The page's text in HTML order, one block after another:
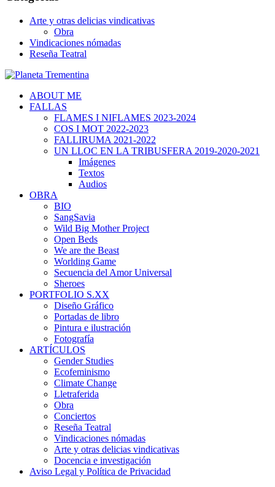
Arte y otras delicias vindicativas
Obra
Vindicaciones nómadas
Reseña Teatral
ABOUT ME
FALLAS
FLAMES I NIFLAMES 2023-2024
COS I MOT 2022-2023
FALLIRUMA 2021-2022
UN LLOC EN LA TRIBUSFERA 2019-2020-2021
Imágenes
Textos
Audios
OBRA
BIO
SangSavia
Wild Big Mother Project
Open Beds
We are the Beast
Worlding Game
Secuencia del Amor Universal
Sheroes
PORTFOLIO S.XX
Diseño Gráfico
Portadas de libro
Pintura e ilustración
Fotografía
ARTÍCULOS
Gender Studies
Ecofeminismo
Climate Change
Lletraferida
Obra
Conciertos
Reseña Teatral
Vindicaciones nómadas
Arte y otras delicias vindicativas
Docencia e investigación
Aviso Legal y Política de Privacidad